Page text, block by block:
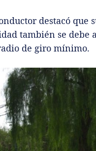
destacó que
también se debe
de giro mínimo.